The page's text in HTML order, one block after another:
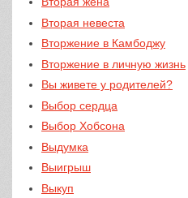
Вторая невеста
Вторжение в Камбоджу
Вторжение в личную жизнь
Вы живете у родителей?
Выбор сердца
Выбор Хобсона
Выдумка
Выигрыш
Выкуп